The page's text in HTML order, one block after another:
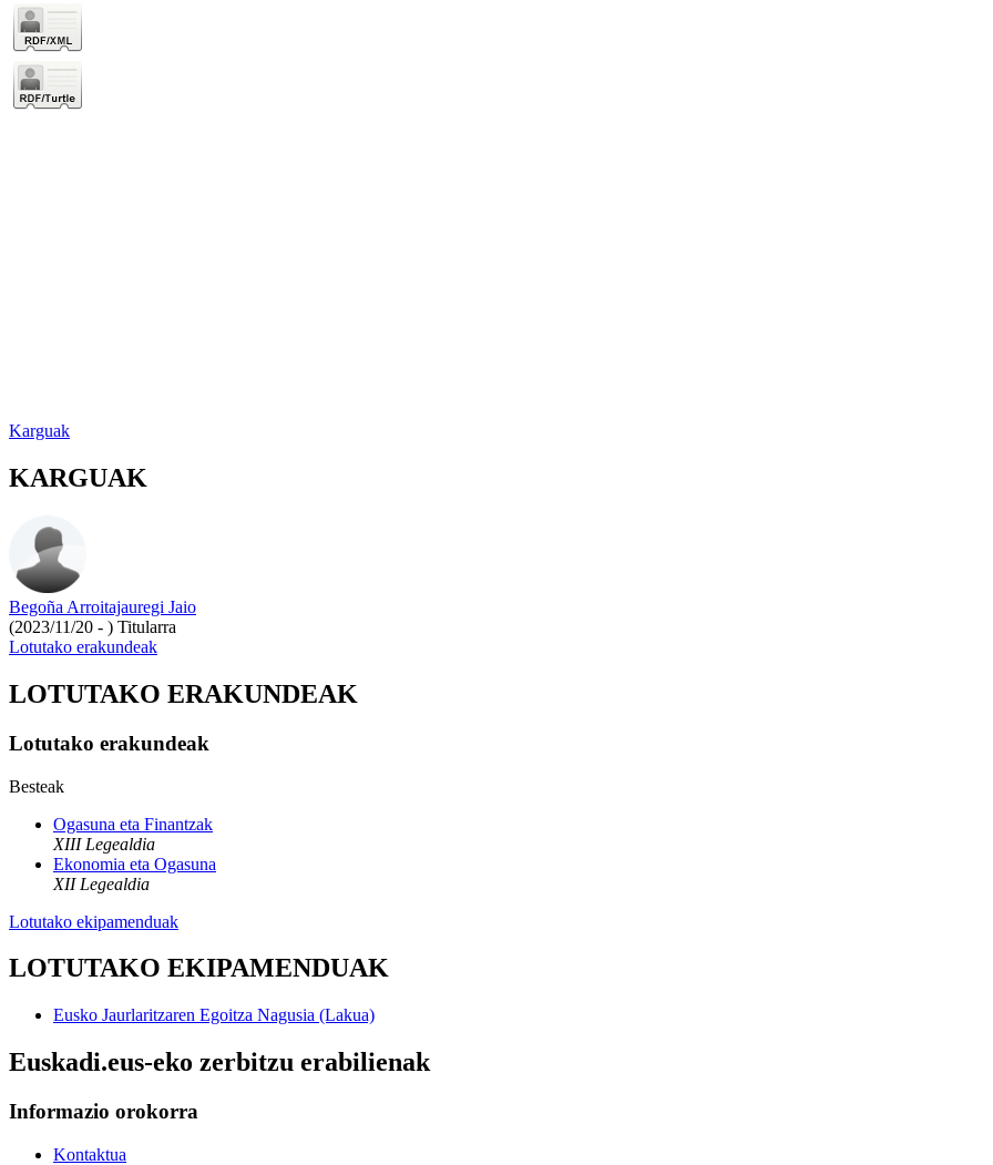
Karguak
KARGUAK
Begoña Arroitajauregi Jaio
(2023/11/20 - ) Titularra
Lotutako erakundeak
LOTUTAKO ERAKUNDEAK
Lotutako erakundeak
Besteak
Ogasuna eta Finantzak
XIII Legealdia
Ekonomia eta Ogasuna
XII Legealdia
Lotutako ekipamenduak
LOTUTAKO EKIPAMENDUAK
Eusko Jaurlaritzaren Egoitza Nagusia (Lakua)
Euskadi.eus-eko zerbitzu erabilienak
Informazio orokorra
Kontaktua